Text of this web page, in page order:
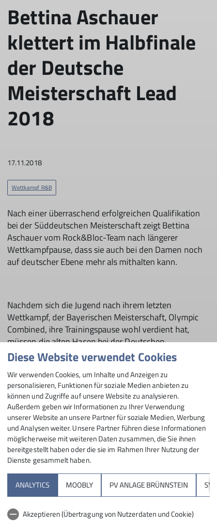
Bettina Aschauer
klettert im Halbfinale
der Deutsche
Meisterschaft Lead
2018
17.11.2018
Wettkampf R&B
Nach einer überraschend erfolgreichen Qualifikation
bei der Süddeutschen Meisterschaft zeigt Bettina
Aschauer vom Rock&Bloc-Team nach längerer
Wettkampfpause, dass sie auch bei den Damen noch
auf deutscher Ebene mehr als mithalten kann.
Nachdem sich die Jugend nach ihrem letzten
Wettkampf, der Bayerischen Meisterschaft, Olympic
Combined, ihre Trainingspause wohl verdient hat,
müssen die alten Hasen bei der Deutschen
Meisterschaft im Lead in Darmstadt nochmal zeigen
was sie können.
Die einzige qualifizierte Rosenheimerin, seit diesem
Jahr auch Stützpunkt Trainerin, Bettina Aschauer
durfte zeigen, ob sie die Tipps, die sie den Kids gibt,
auch selbst umsetzen kann. Klug scheißen ist nun mal
nicht alles… Manchmal muss man sich auch mal selbst
anstrengen.
„Mit ein paar Münchnern machte ich mich am Freitag
auf den Weg. Am nächsten Tag ging es gleich in der
Früh mit der Qualifikationsrunde los.
Die erste Route lag mir leider nicht so gut, sehr große
Diese Website verwendet Cookies
Wir verwenden Cookies, um Inhalte und Anzeigen zu
personalisieren, Funktionen für soziale Medien anbieten zu
können und Zugriffe auf unsere Website zu analysieren.
Außerdem geben wir Informationen zu Ihrer Verwendung
unserer Website an unsere Partner für soziale Medien, Werbung
und Analysen weiter. Unsere Partner führen diese Informationen
möglicherweise mit weiteren Daten zusammen, die Sie ihnen
bereitgestellt haben oder die sie im Rahmen Ihrer Nutzung der
Dienste gesammelt haben.
ANALYTICS MOOBLY PV ANLAGE BRÜNNSTEIN
Akzeptieren (Übertragung von Nutzerdaten und Cookie)